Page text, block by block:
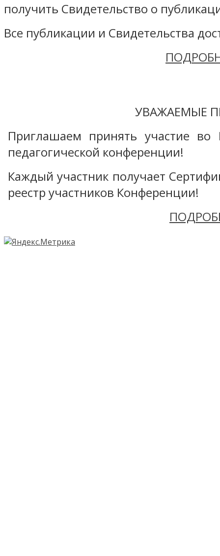
получить Свидетельство о
Все публикации и Свидетельства
УВАЖАЕМЫЕ
Приглашаем принять участие во
педагогической конференции!
Каждый участник получает
реестр участников Конференции!